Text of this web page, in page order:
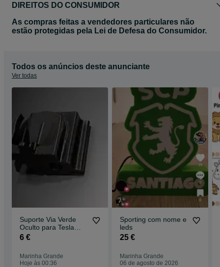
DIREITOS DO CONSUMIDOR
As compras feitas a vendedores particulares não
estão protegidas pela Lei de Defesa do Consumidor.
Todos os anúncios deste anunciante
Ver todas
Suporte Via Verde
Oculto para Tesla
Model 3 Highland
6 €
Marinha Grande
Hoje às 00:36
Sporting com nome e
leds
25 €
Marinha Grande
06 de agosto de 2026